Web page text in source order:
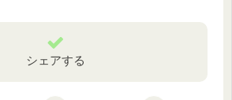
シェアする